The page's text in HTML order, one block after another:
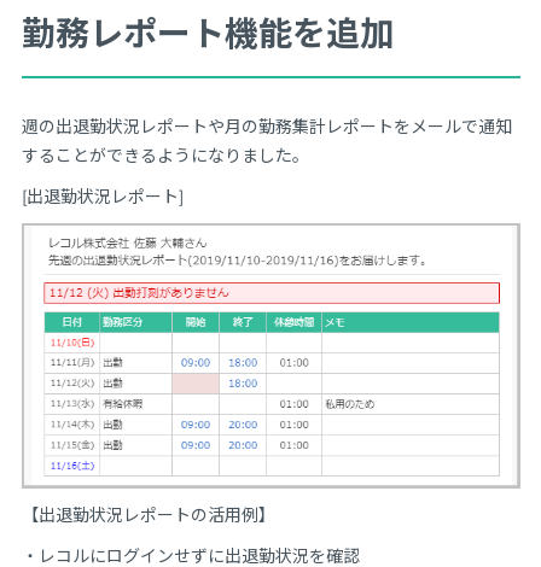
勤務レポート機能を追加
週の出退勤状況レポートや月の勤務集計レポートをメールで通知
することができるようになりました。
[出退勤状況レポート]
【出退勤状況レポートの活用例】
・レコルにログインせずに出退勤状況を確認